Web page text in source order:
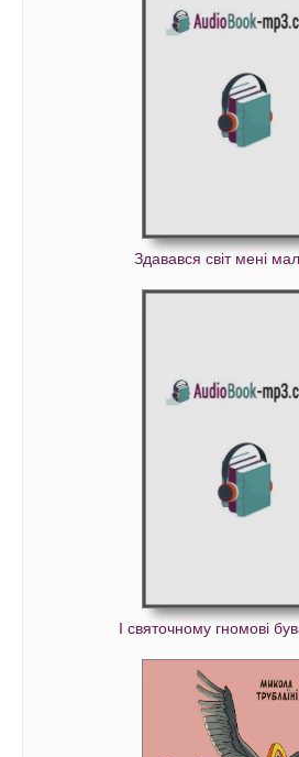
Здавався світ мені
І святочному гномові